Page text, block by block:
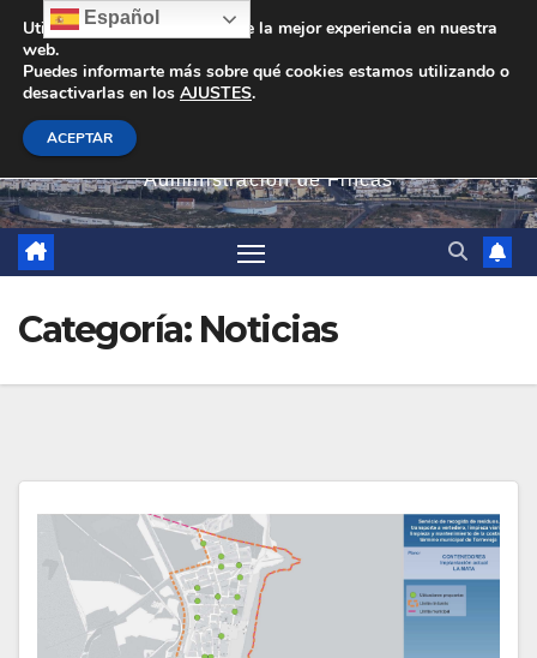
contenido
Administración de Fincas
Categoría: Noticias
Español
Utilizamos cookies para darte la mejor experiencia en nuestra
web.
Puedes informarte más sobre qué cookies estamos utilizando o
desactivarlas en los AJUSTES.
ACEPTAR